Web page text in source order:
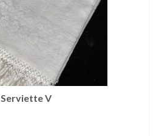
Serviette V